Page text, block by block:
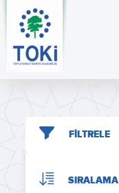
FİLTRELE
SIRALAMA